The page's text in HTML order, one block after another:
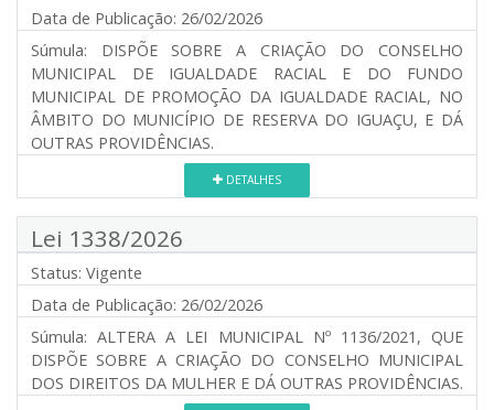
Data de Publicação: 26/02/2026
Súmula: DISPÕE SOBRE A CRIAÇÃO DO CONSELHO
MUNICIPAL DE IGUALDADE RACIAL E DO FUNDO
MUNICIPAL DE PROMOÇÃO DA IGUALDADE RACIAL, NO
ÂMBITO DO MUNICÍPIO DE RESERVA DO IGUAÇU, E DÁ
OUTRAS PROVIDÊNCIAS.
DETALHES
Lei 1338/2026
Status: Vigente
Data de Publicação: 26/02/2026
Súmula: ALTERA A LEI MUNICIPAL Nº 1136/2021, QUE
DISPÕE SOBRE A CRIAÇÃO DO CONSELHO MUNICIPAL
DOS DIREITOS DA MULHER E DÁ OUTRAS PROVIDÊNCIAS.